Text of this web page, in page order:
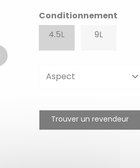
Conditionnement
4.5L
9L
Trouver un revendeur